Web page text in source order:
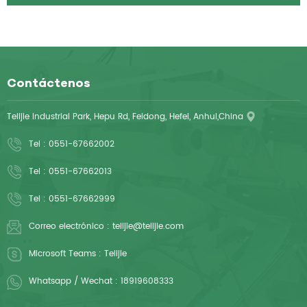
Contáctenos
Telijie Industrial Park, Hepu Rd, Feidong, Hefei, Anhui,China
Tel : 0551-67662002
Tel : 0551-67662013
Tel : 0551-67662999
Correo electrónico : telijie@telijie.com
Microsoft Teams : Telijie
Whatsapp / Wechat : 18919608333